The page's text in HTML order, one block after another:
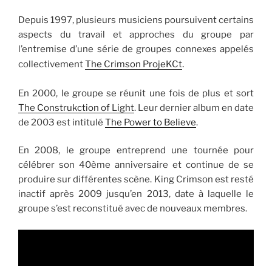
Depuis 1997, plusieurs musiciens poursuivent certains
aspects du travail et approches du groupe par
l’entremise d’une série de groupes connexes appelés
collectivementThe Crimson ProjeKCt.
En 2000, le groupe se réunit une fois de plus et sort
The Construkction of Light. Leur dernier album en date
de 2003 est intitulé The Power to Believe.
En 2008, le groupe entreprend une tournée pour
célébrer son 40ème anniversaire et continue de se
produire sur différentes scène. King Crimson est resté
inactif après 2009 jusqu’en 2013, date à laquelle le
groupe s’est reconstitué avec de nouveaux membres.